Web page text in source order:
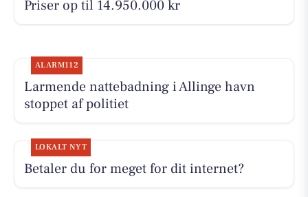
Priser op til 14.950.000 kr
ALARM112
Larmende nattebadning i Allinge havn
stoppet af politiet
LOKALT NYT
Betaler du for meget for dit internet?